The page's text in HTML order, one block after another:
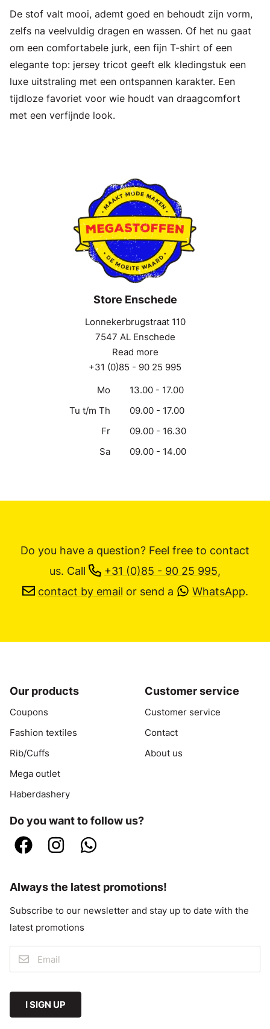
De stof valt mooi, ademt goed en behoudt zijn vorm,
zelfs na veelvuldig dragen en wassen. Of het nu gaat
om een comfortabele jurk, een fijn T-shirt of een
elegante top: jersey tricot geeft elk kledingstuk een
luxe uitstraling met een ontspannen karakter. Een
tijdloze favoriet voor wie houdt van draagcomfort
met een verfijnde look.
Store Enschede
Lonnekerbrugstraat 110
7547 AL Enschede
Read more
+31 (0)85 - 90 25 995
Mo
13.00 - 17.00
Tu t/m Th
09.00 - 17.00
Fr
09.00 - 16.30
Sa
09.00 - 14.00
Do you have a question? Feel free to contact
us. Call +31 (0)85 - 90 25 995,
contact by email or send a WhatsApp.
Our products
Coupons
Fashion textiles
Rib/Cuffs
Mega outlet
Haberdashery
Customer service
Customer service
Contact
About us
Do you want to follow us?
Always the latest promotions!
Subscribe to our newsletter and stay up to date with the
latest promotions
I SIGN UP